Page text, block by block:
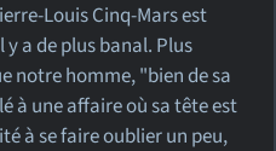
Louis Cinq-Mars est
a de plus banal. Plus
notre homme, "bien de sa
à une affaire où sa tête est
à se faire oublier un peu,